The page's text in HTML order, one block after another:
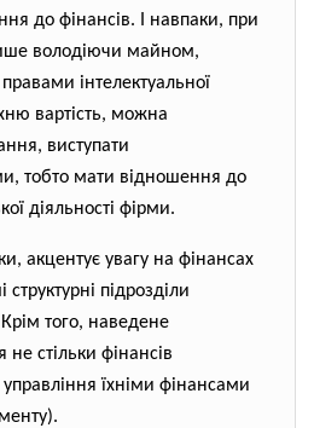
до фінансів. І навпаки, при
володіючи майном,
інтелектуальної
вартість, можна
виступати
тобто мати відношення до
діяльності фірми.
акцентує увагу на фінансах
підрозділи
того, наведене
не стільки фінансів
управління їхніми фінансами